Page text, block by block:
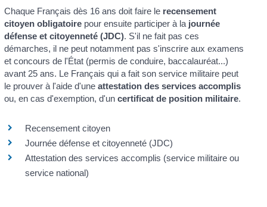
Chaque Français dès 16 ans doit faire le recensement
citoyen obligatoire pour ensuite participer à la journée
défense et citoyenneté (JDC). S'il ne fait pas ces
démarches, il ne peut notamment pas s'inscrire aux examens
et concours de l'État (permis de conduire, baccalauréat...)
avant 25 ans. Le Français qui a fait son service militaire peut
le prouver à l'aide d'uneattestation des services accomplis
ou, en cas d'exemption, d'uncertificat de position militaire.
Recensement citoyen
Journée défense et citoyenneté (JDC)
Attestation des services accomplis (service militaire ou
service national)